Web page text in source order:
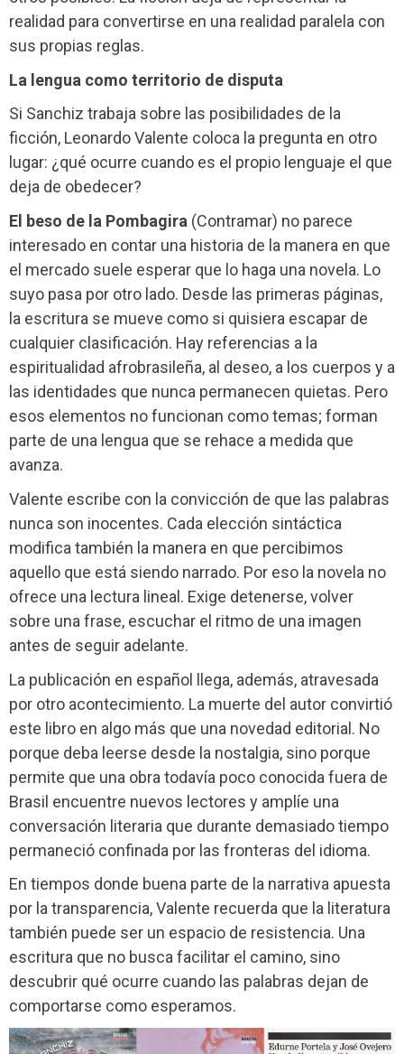
realidad para convertirse en una realidad paralela con
sus propias reglas.
La lengua como territorio de disputa
Si Sanchiz trabaja sobre las posibilidades de la
ficción, Leonardo Valente coloca la pregunta en otro
lugar: ¿qué ocurre cuando es el propio lenguaje el que
deja de obedecer?
El beso de la Pombagira (Contramar) no parece
interesado en contar una historia de la manera en que
el mercado suele esperar que lo haga una novela. Lo
suyo pasa por otro lado. Desde las primeras páginas,
la escritura se mueve como si quisiera escapar de
cualquier clasificación. Hay referencias a la
espiritualidad afrobrasileña, al deseo, a los cuerpos y a
las identidades que nunca permanecen quietas. Pero
esos elementos no funcionan como temas; forman
parte de una lengua que se rehace a medida que
avanza.
Valente escribe con la convicción de que las palabras
nunca son inocentes. Cada elección sintáctica
modifica también la manera en que percibimos
aquello que está siendo narrado. Por eso la novela no
ofrece una lectura lineal. Exige detenerse, volver
sobre una frase, escuchar el ritmo de una imagen
antes de seguir adelante.
La publicación en español llega, además, atravesada
por otro acontecimiento. La muerte del autor convirtió
este libro en algo más que una novedad editorial. No
porque deba leerse desde la nostalgia, sino porque
permite que una obra todavía poco conocida fuera de
Brasil encuentre nuevos lectores y amplíe una
conversación literaria que durante demasiado tiempo
permaneció confinada por las fronteras del idioma.
En tiempos donde buena parte de la narrativa apuesta
por la transparencia, Valente recuerda que la literatura
también puede ser un espacio de resistencia. Una
escritura que no busca facilitar el camino, sino
descubrir qué ocurre cuando las palabras dejan de
comportarse como esperamos.